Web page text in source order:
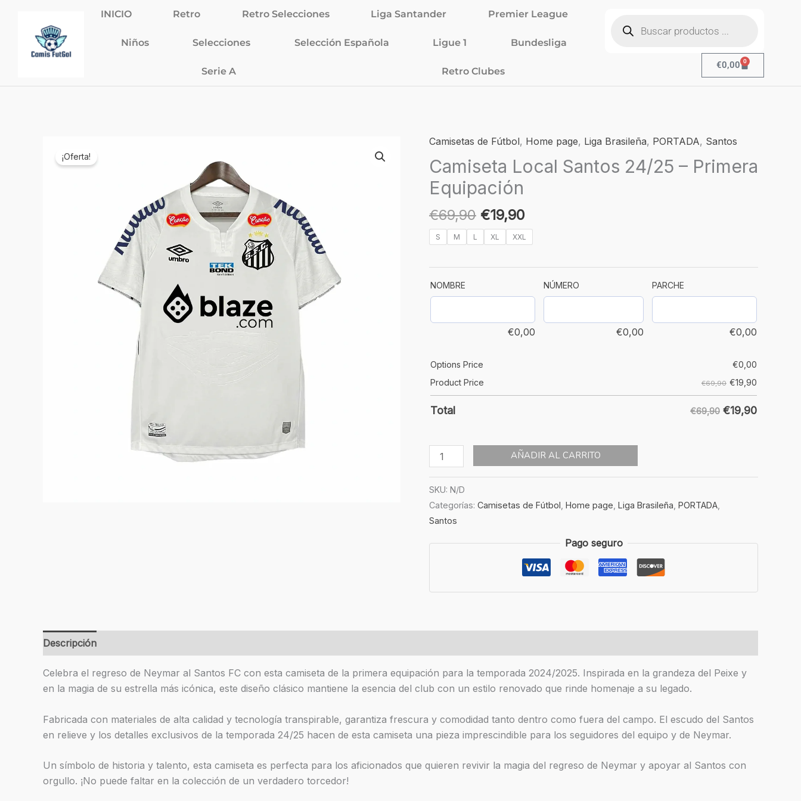
contenido
INICIO Retro Retro Selecciones Liga Santander Premier League
Niños Selecciones Selección Española Ligue 1 Bundesliga
Serie A Retro Clubes
productos
€0,00 0
Cart
¡Oferta!
Camisetas de Fútbol, Home page, Liga Brasileña, PORTADA, Santos
Camiseta Local Santos 24/25 – Primera
Equipación
€69,90
El
precio
original
era:
€69,90.
€19,90
El
precio
actual
S M L XL XXL
NOMBRE
€0,00
NÚMERO
€0,00
PARCHE
€0,00
Options Price €0,00
Product Price
€69,90 €19,90
Total €69,90 €19,90
Camiseta
Local
Santos
24/25
Primera
Equipación
AÑADIR AL CARRITO
SKU: N/D
Categorías: Camisetas de Fútbol Home page Liga Brasileña PORTADA
Santos
Pago seguro
Descripción
Celebra el regreso de Neymar al Santos FC con esta camiseta de la primera equipación para la temporada 2024/2025. Inspirada en la grandeza del Peixe y
en la magia de su estrella más icónica, este diseño clásico mantiene la esencia del club con un estilo renovado que rinde homenaje a su legado.
Fabricada con materiales de alta calidad y tecnología transpirable, garantiza frescura y comodidad tanto dentro como fuera del campo. El escudo del Santos
en relieve y los detalles exclusivos de la temporada 24/25 hacen de esta camiseta una pieza imprescindible para los seguidores del equipo y de Neymar.
Un símbolo de historia y talento, esta camiseta es perfecta para los aficionados que quieren revivir la magia del regreso de Neymar y apoyar al Santos con
orgullo. ¡No puede faltar en la colección de un verdadero torcedor!